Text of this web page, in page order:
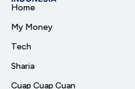
Home
My Money
Tech
Sharia
Cuap Cuap Cuan